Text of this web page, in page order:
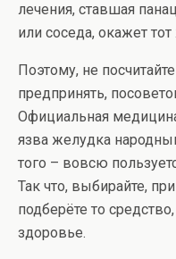
лечения, ставшая
или соседа, окажет
Поэтому, не
предпринять,
Официальная
язва желудка
того – вовсю
Так что, выбирайте,
подберёте то
здоровье.